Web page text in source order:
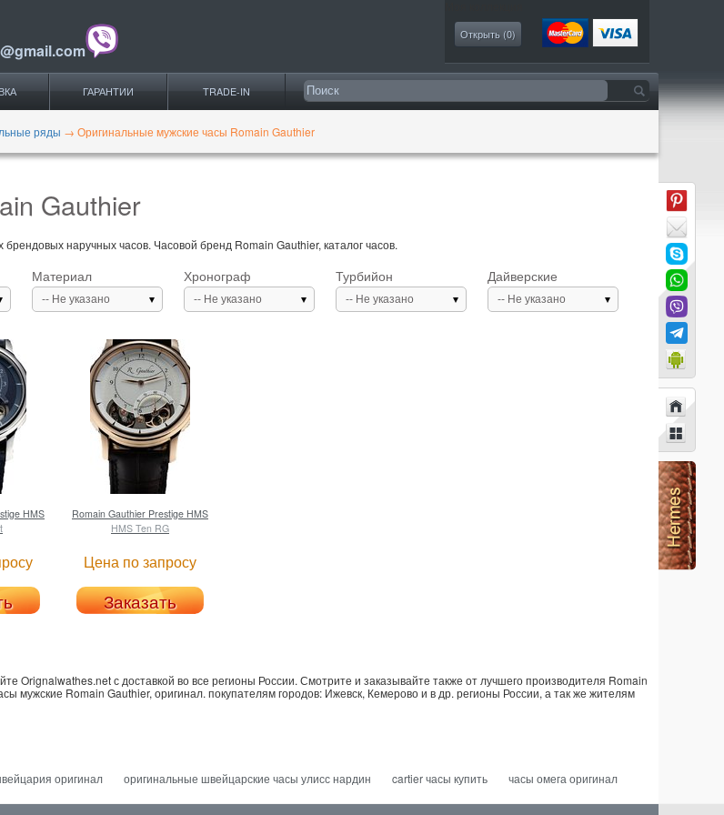
Открыть (0)
ГАРАНТИИ TRADE-IN
ряды → Оригинальные мужские часы Romain Gauthier
Gauthier
наручных часов. Часовой бренд Romain Gauthier, каталог часов.
Материал
-- Не указано
Хронограф
-- Не указано
Турбийон
-- Не указано
Дайверские
-- Не указано
HMS
Romain Gauthier Prestige HMS
HMS Ten RG
Цена по запросу
Заказать
Orignalwathes.net с доставкой во все регионы России. Смотрите и заказывайте также от лучшего производителя Romain
мужские Romain Gauthier, оригинал. покупателям городов: Ижевск, Кемерово и в др. регионы России, а так же жителям
оригинал оригинальные швейцарские часы улисс нардин cartier часы купить часы омега оригинал